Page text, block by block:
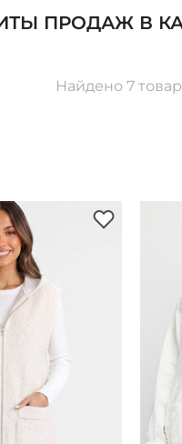
ПРОДАЖ В
Найдено 7